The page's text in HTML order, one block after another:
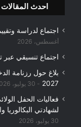
احدث المقالات
اجتماع لدراسة
أغسطس، 2026
اجتماع تنسيقي عبر
2027
30 يوليو، 2026
فعاليات الحفل
لشهادتي البكالوريا
30 يوليو، 2026